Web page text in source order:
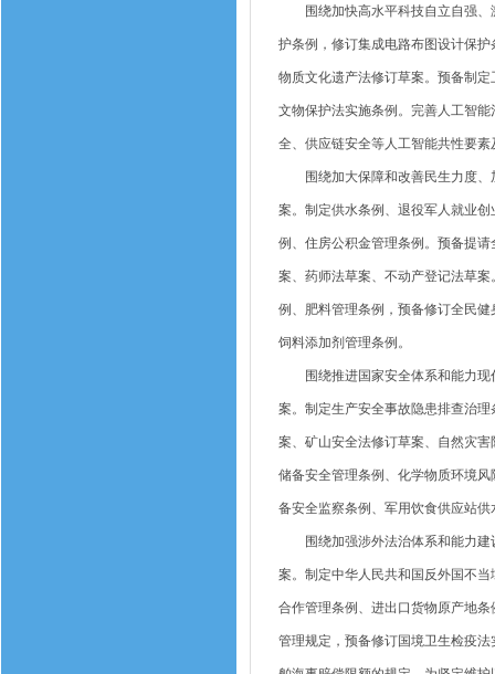
围绕加快高水平科技自立自强、
护条例，修订集成电路布图设计保
物质文化遗产法修订草案。预备制
文物保护法实施条例。完善人工智
全、供应链安全等人工智能共性要
围绕加大保障和改善民生力度、
案。制定供水条例、退役军人就业
例、住房公积金管理条例。预备提
案、药师法草案、不动产登记法草
例、肥料管理条例，预备修订全民
饲料添加剂管理条例。
围绕推进国家安全体系和能力现
案。制定生产安全事故隐患排查治
案、矿山安全法修订草案、自然灾
储备安全管理条例、化学物质环境
备安全监察条例、军用饮食供应站
围绕加强涉外法治体系和能力建
案。制定中华人民共和国反外国不
合作管理条例、进出口货物原产地
管理规定，预备修订国境卫生检疫